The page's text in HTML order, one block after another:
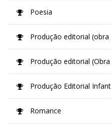
Poesia
Produção editorial (obra
Produção editorial
Produção Editorial
Romance